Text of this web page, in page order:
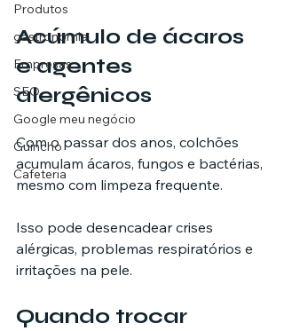
Produtos
gastronomia
Empresas
SEO
Google meu negócio
Guincho
Cafeteria
Acúmulo de ácaros
e agentes
alergênicos
Com o passar dos anos, colchões
acumulam ácaros, fungos e bactérias,
mesmo com limpeza frequente.
Isso pode desencadear crises
alérgicas, problemas respiratórios e
irritações na pele.
Quando trocar